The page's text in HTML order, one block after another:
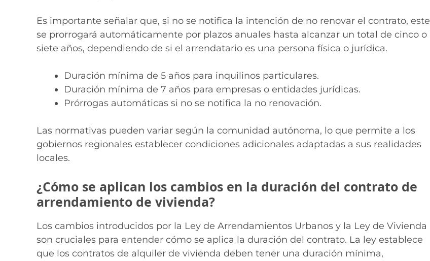
Es importante señalar que, si no se notifica la intención de no renovar el contrato, este
se prorrogará automáticamente por plazos anuales hasta alcanzar un total de cinco o
siete años, dependiendo de si el arrendatario es una persona física o jurídica.
Duración mínima de 5 años para inquilinos particulares.
Duración mínima de 7 años para empresas o entidades jurídicas.
Prórrogas automáticas si no se notifica la no renovación.
Las normativas pueden variar según la comunidad autónoma, lo que permite a los
gobiernos regionales establecer condiciones adicionales adaptadas a sus realidades
locales.
¿Cómo se aplican los cambios en la duración del contrato de
arrendamiento de vivienda?
Los cambios introducidos por la Ley de Arrendamientos Urbanos y la Ley de Vivienda
son cruciales para entender cómo se aplica la duración del contrato. La ley establece
que los contratos de alquiler de vivienda deben tener una duración mínima,